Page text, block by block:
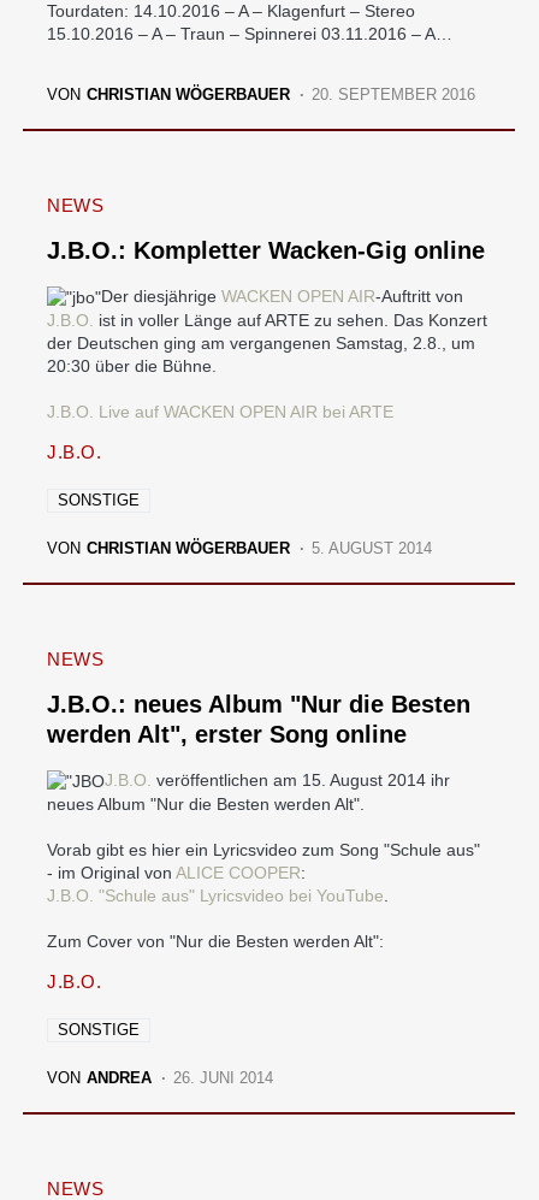
Tourdaten: 14.10.2016 – A – Klagenfurt – Stereo
15.10.2016 – A – Traun – Spinnerei 03.11.2016 – A…
VON CHRISTIAN WÖGERBAUER 20. SEPTEMBER 2016
NEWS
J.B.O.: Kompletter Wacken-Gig online
Der diesjährige WACKEN OPEN AIR-Auftritt von
J.B.O.
ist in voller Länge auf ARTE zu sehen. Das Konzert
der Deutschen ging am vergangenen Samstag, 2.8., um
20:30 über die Bühne.
J.B.O. Live auf WACKEN OPEN AIR bei ARTE
J.B.O.
SONSTIGE
VON CHRISTIAN WÖGERBAUER 5. AUGUST 2014
NEWS
J.B.O.: neues Album "Nur die Besten
werden Alt", erster Song online
J.B.O. veröffentlichen am 15. August 2014 ihr
neues Album "Nur die Besten werden Alt".
Vorab gibt es hier ein Lyricsvideo zum Song "Schule aus"
- im Original von ALICE COOPER:
J.B.O. "Schule aus" Lyricsvideo bei YouTube
Zum Cover von "Nur die Besten werden Alt":
J.B.O.
SONSTIGE
VON ANDREA 26. JUNI 2014
NEWS